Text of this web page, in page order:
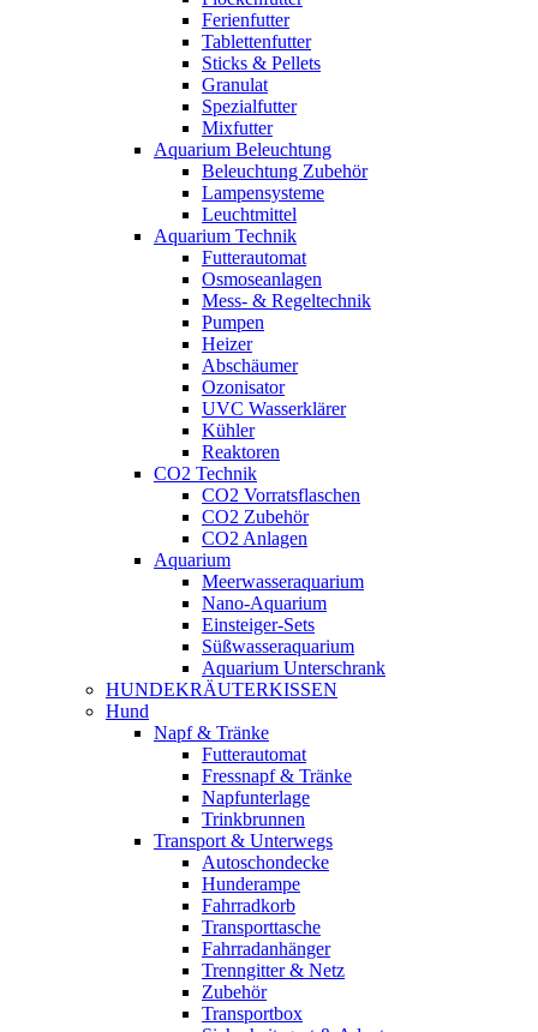
Ferienfutter
Tablettenfutter
Sticks & Pellets
Granulat
Spezialfutter
Mixfutter
Aquarium Beleuchtung
Beleuchtung Zubehör
Lampensysteme
Leuchtmittel
Aquarium Technik
Futterautomat
Osmoseanlagen
Mess- & Regeltechnik
Pumpen
Heizer
Abschäumer
Ozonisator
UVC Wasserklärer
Kühler
Reaktoren
CO2 Technik
CO2 Vorratsflaschen
CO2 Zubehör
CO2 Anlagen
Aquarium
Meerwasseraquarium
Nano-Aquarium
Einsteiger-Sets
Süßwasseraquarium
Aquarium Unterschrank
HUNDEKRÄUTERKISSEN
Hund
Napf & Tränke
Futterautomat
Fressnapf & Tränke
Napfunterlage
Trinkbrunnen
Transport & Unterwegs
Autoschondecke
Hunderampe
Fahrradkorb
Transporttasche
Fahrradanhänger
Trenngitter & Netz
Zubehör
Transportbox